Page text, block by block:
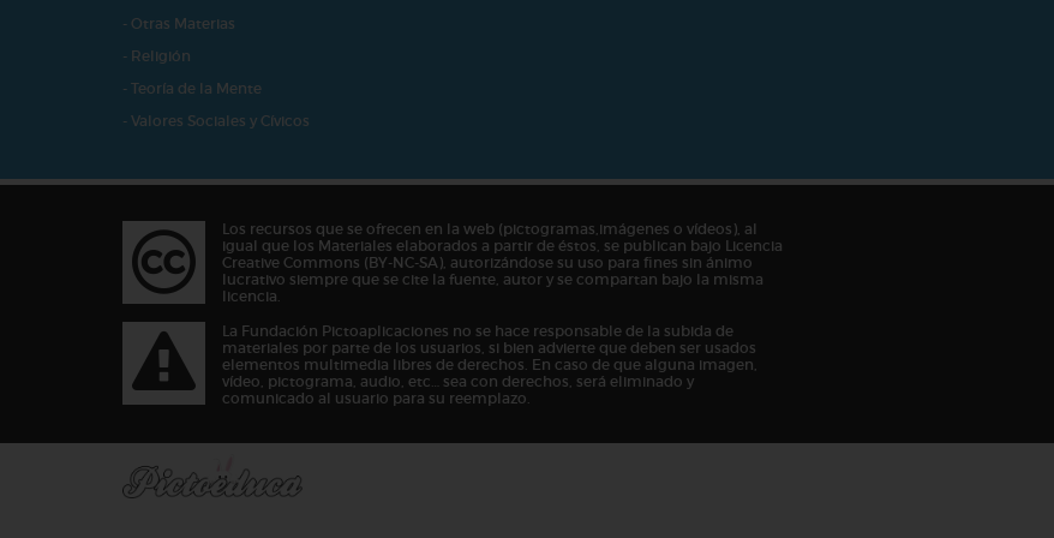
- Otras Materias
- Religión
- Teoría de la Mente
- Valores Sociales y Cívicos
Los recursos que se ofrecen en la web (pictogramas,imágenes o vídeos), al
igual que los Materiales elaborados a partir de éstos, se publican bajo Licencia
Creative Commons (BY-NC-SA), autorizándose su uso para fines sin ánimo
lucrativo siempre que se cite la fuente, autor y se compartan bajo la misma
licencia.
La Fundación Pictoaplicaciones no se hace responsable de la subida de
materiales por parte de los usuarios, si bien advierte que deben ser usados
elementos multimedia libres de derechos. En caso de que alguna imagen,
vídeo, pictograma, audio, etc… sea con derechos, será eliminado y
comunicado al usuario para su reemplazo.